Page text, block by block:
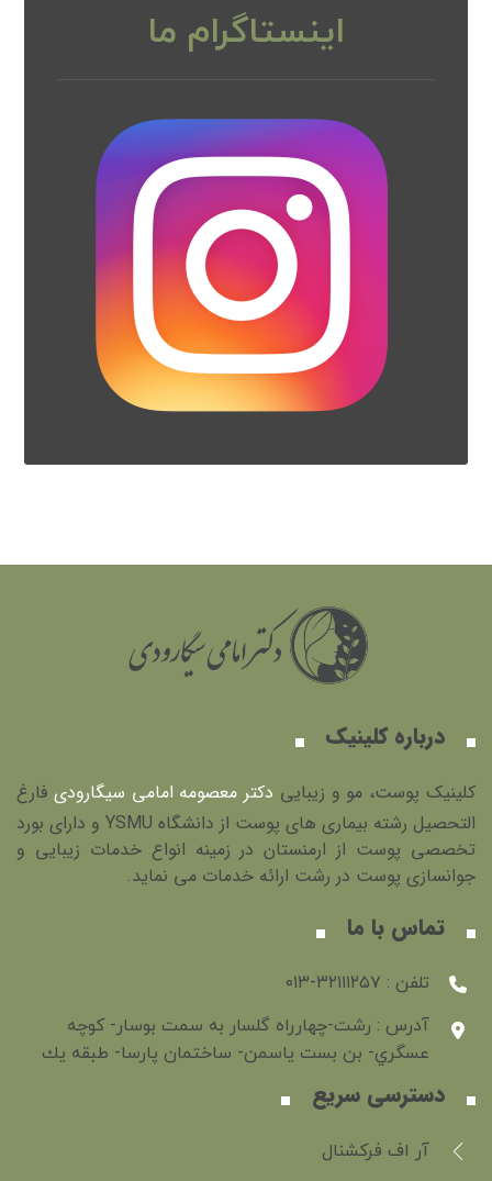
اینستاگرام ما
درباره کلینیک
کلینیک پوست، مو و زیبایی دکتر معصومه امامی سیگارودی فارغ
التحصیل رشته بیماری های پوست از دانشگاه YSMU و دارای بورد
تخصصی پوست از ارمنستان در زمینه انواع خدمات زیبایی و
جوانسازی پوست در رشت ارائه خدمات می نماید.
تماس با ما
تلفن : ۳۲۱۱۱۲۵۷-۰۱۳
آدرس : رشت-چهارراه گلسار به سمت بوسار- كوچه
عسگري- بن بست ياسمن- ساختمان پارسا- طبقه يك
دسترسی سریع
آر اف فرکشنال